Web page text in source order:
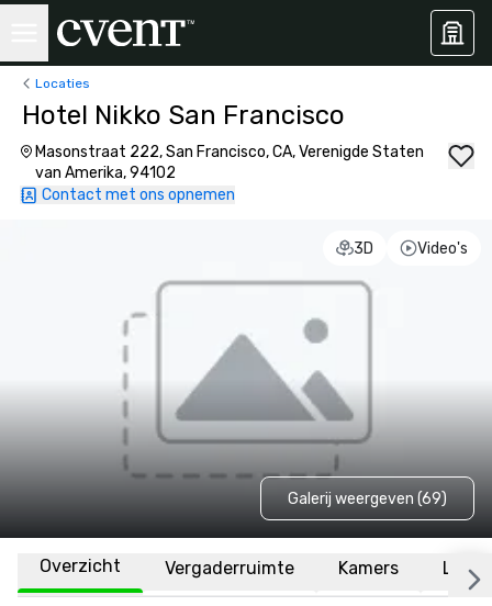
Locaties
Hotel Nikko San Francisco
Masonstraat 222, San Francisco, CA, Verenigde Staten
van Amerika, 94102
Contact met ons opnemen
3D Video's
Galerij weergeven (69)
Overzicht Vergaderruimte Kamers